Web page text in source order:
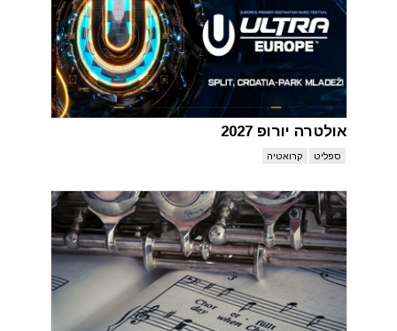
אולטרה יורופ 2027
ספליט קרואטיה